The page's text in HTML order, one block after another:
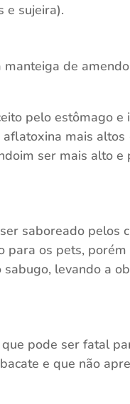
e sujeira).
manteiga de
pelo estômago e
mais altos
ser mais alto e
saboreado pelos
para os pets,
levando a
pode ser fatal
e que não